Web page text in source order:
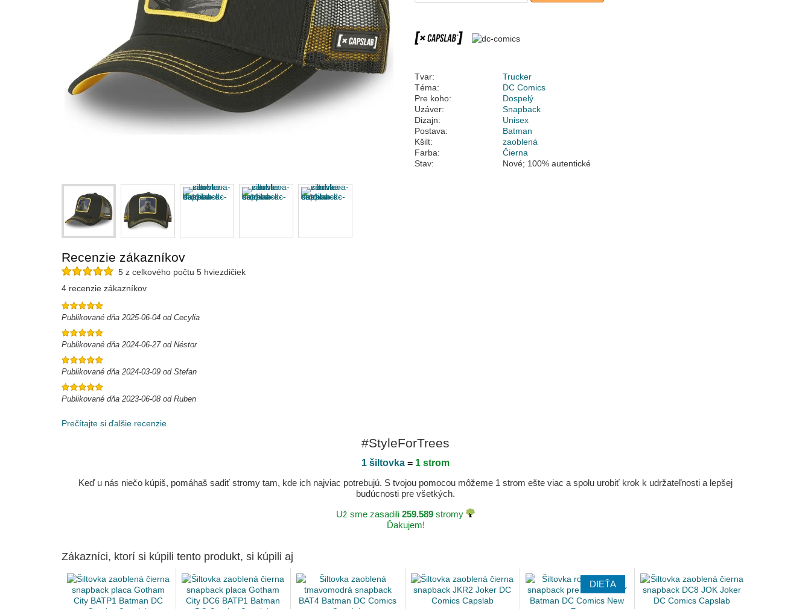
Tvar:
Trucker
Téma:
DC Comics
Pre koho:
Dospelý
Uzáver:
Snapback
Dizajn:
Unisex
Postava:
Batman
Kšilt:
zaoblená
Farba:
Čierna
Stav:
Nové; 100% autentické
Recenzie zákazníkov
5 z celkového počtu 5 hviezdičiek
4 recenzie zákazníkov
Publikované dňa 2025-06-04 od Cecylia
Publikované dňa 2024-06-27 od Néstor
Publikované dňa 2024-03-09 od Stefan
Publikované dňa 2023-06-08 od Ruben
Prečítajte si ďalšie recenzie
#StyleForTrees
1 šiltovka = 1 strom
Keď u nás niečo kúpiš, pomáhaš sadiť stromy tam, kde ich najviac potrebujú. S tvojou pomocou môžeme 1 strom ešte viac a spolu urobiť krok k udržateľnosti a lepšej
budúcnosti pre všetkých.
Už sme zasadili 259.589 stromy
Ďakujem!
Zákazníci, ktorí si kúpili tento produkt, si kúpili aj
DIEŤA